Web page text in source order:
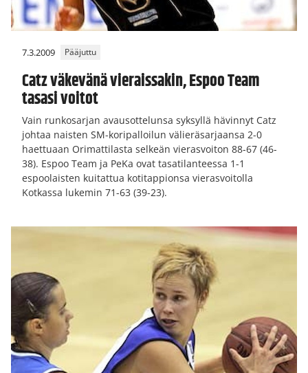
7.3.2009 Pääjuttu
Catz väkevänä vieraissakin, Espoo Team
tasasi voitot
Vain runkosarjan avausottelunsa syksyllä hävinnyt Catz
johtaa naisten SM-koripalloilun välieräsarjaansa 2-0
haettuaan Orimattilasta selkeän vierasvoiton 88-67 (46-
38). Espoo Team ja PeKa ovat tasatilanteessa 1-1
espoolaisten kuitattua kotitappionsa vierasvoitolla
Kotkassa lukemin 71-63 (39-23).